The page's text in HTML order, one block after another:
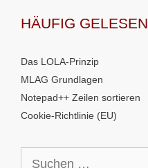
HÄUFIG GELESEN
Das LOLA-Prinzip
MLAG Grundlagen
Notepad++ Zeilen sortieren
Cookie-Richtlinie (EU)